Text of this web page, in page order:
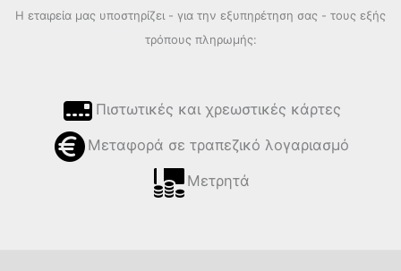
Η εταιρεία μας υποστηρίζει - για την εξυπηρέτηση σας - τους εξής
τρόπους πληρωμής:
Πιστωτικές και χρεωστικές κάρτες
Μεταφορά σε τραπεζικό λογαριασμό
Μετρητά